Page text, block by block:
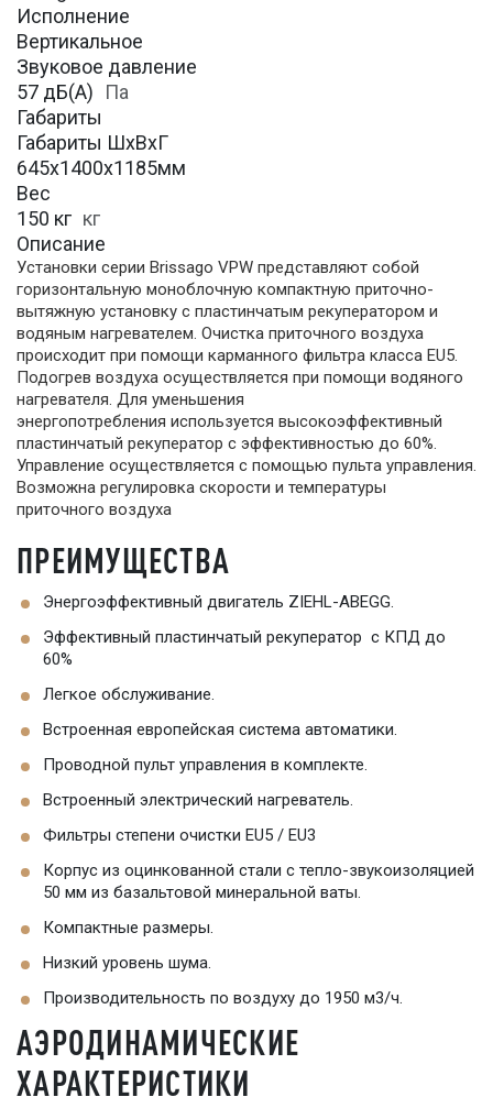
Исполнение
Вертикальное
Звуковое давление
57 дБ(А)
Па
Габариты
Габариты ШхВхГ
645х1400х1185мм
Вес
150 кг кг
Описание
Установки серии Brissago VPW представляют собой
горизонтальную моноблочную компактную приточно-
вытяжную установку с пластинчатым рекуператором и
водяным нагревателем. Очистка приточного воздуха
происходит при помощи карманного фильтра класса EU5.
Подогрев воздуха осуществляется при помощи водяного
нагревателя. Для уменьшения
энергопотребления используется высокоэффективный
пластинчатый рекуператор с эффективностью до 60%.
Управление осуществляется с помощью пульта управления.
Возможна регулировка скорости и температуры
приточного воздуха
ПРЕИМУЩЕСТВА
Энергоэффективный двигатель ZIEHL-ABEGG.
Эффективный пластинчатый рекуператор с КПД до
60%
Легкое обслуживание.
Встроенная европейская система автоматики.
Проводной пульт управления в комплекте.
Встроенный электрический нагреватель.
Фильтры степени очистки EU5 / EU3
Корпус из оцинкованной стали с тепло-звукоизоляцией
50 мм из базальтовой минеральной ваты.
Компактные размеры.
Низкий уровень шума.
Производительность по воздуху до 1950 м3/ч.
АЭРОДИНАМИЧЕСКИЕ
ХАРАКТЕРИСТИКИ